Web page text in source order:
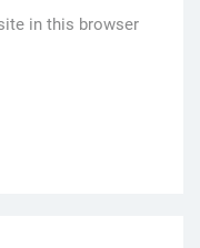
in this browser